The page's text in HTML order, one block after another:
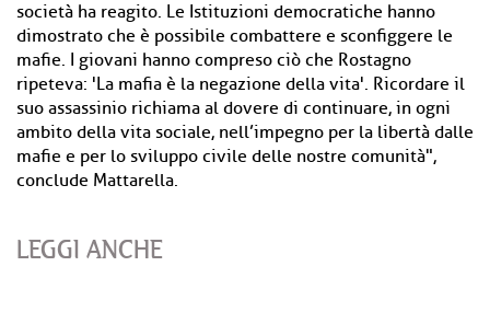
società ha reagito. Le Istituzioni democratiche hanno
dimostrato che è possibile combattere e sconfiggere le
mafie. I giovani hanno compreso ciò che Rostagno
ripeteva: 'La mafia è la negazione della vita'. Ricordare il
suo assassinio richiama al dovere di continuare, in ogni
ambito della vita sociale, nell’impegno per la libertà dalle
mafie e per lo sviluppo civile delle nostre comunità",
conclude Mattarella.
LEGGI ANCHE